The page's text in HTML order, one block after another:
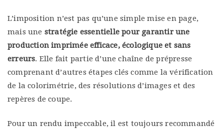
L’imposition n’est pas qu’une simple mise en page,
mais une stratégie essentielle pour garantir une
production imprimée efficace, écologique et sans
erreurs. Elle fait partie d’une chaîne de prépresse
comprenant d’autres étapes clés comme la vérification
de la colorimétrie, des résolutions d’images et des
repères de coupe.
Pour un rendu impeccable, il est toujours recommandé